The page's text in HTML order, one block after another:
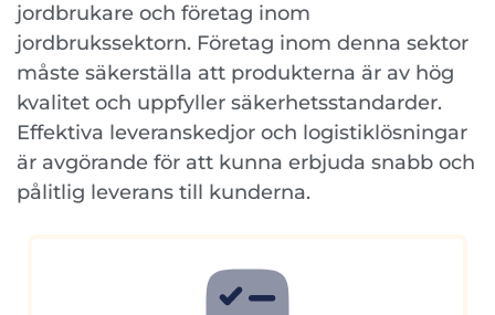
jordbrukare och företag inom
jordbrukssektorn. Företag inom denna sektor
måste säkerställa att produkterna är av hög
kvalitet och uppfyller säkerhetsstandarder.
Effektiva leveranskedjor och logistiklösningar
är avgörande för att kunna erbjuda snabb och
pålitlig leverans till kunderna.